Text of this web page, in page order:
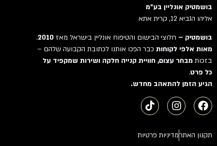
בושמטיק אונליין בע"מ
אליהו הנביא 12, קרית אתא
בושמטיק –חלוצי הבישום והטיפוח אונליין בישראל מאז2010
.
מאות אלפי לקוחותכבר הפכו אותנו לכתובת הקבועה שלהם –
בזכותמבחר עצום, חוויית קנייה חלקה ושירות שמקפיד על
כל פרט.
הגיע הזמן להתאהב מחדש.
תקנון האתרמדיניות פרטיות